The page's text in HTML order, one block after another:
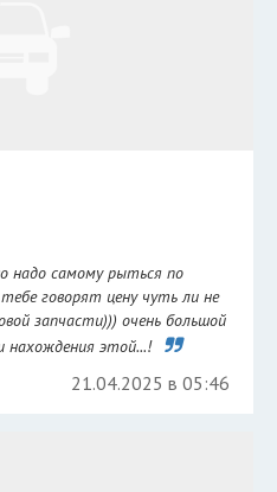
надо самому рыться по
говорят цену чуть ли не
запчасти))) очень большой
нахождения этой...!
21.04.2025 в 05:46